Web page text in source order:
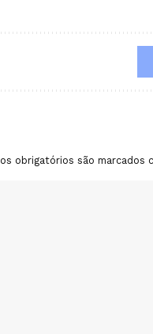
obrigatórios são marcados